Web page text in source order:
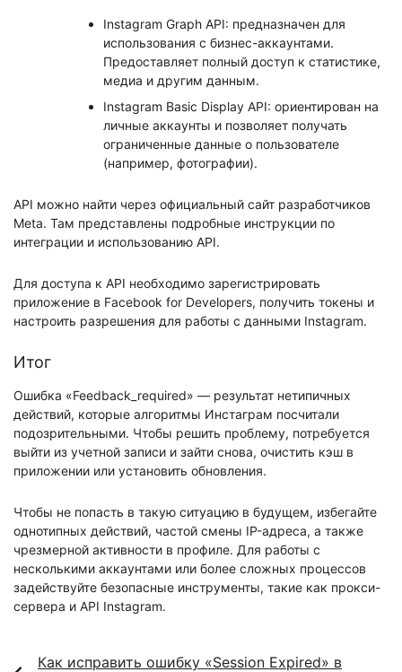
Instagram Graph API: предназначен для
использования с бизнес-аккаунтами.
Предоставляет полный доступ к статистике,
медиа и другим данным.
Instagram Basic Display API: ориентирован на
личные аккаунты и позволяет получать
ограниченные данные о пользователе
(например, фотографии).
API можно найти через официальный сайт разработчиков
Meta. Там представлены подробные инструкции по
интеграции и использованию API.
Для доступа к API необходимо зарегистрировать
приложение в Facebook for Developers, получить токены и
настроить разрешения для работы с данными Instagram.
Итог
Ошибка «Feedback_required» — результат нетипичных
действий, которые алгоритмы Инстаграм посчитали
подозрительными. Чтобы решить проблему, потребуется
выйти из учетной записи и зайти снова, очистить кэш в
приложении или установить обновления.
Чтобы не попасть в такую ситуацию в будущем, избегайте
однотипных действий, частой смены IP-адреса, а также
чрезмерной активности в профиле. Для работы с
несколькими аккаунтами или более сложных процессов
задействуйте безопасные инструменты, такие как прокси-
сервера и API Instagram.
Как исправить ошибку «Session Expired» в